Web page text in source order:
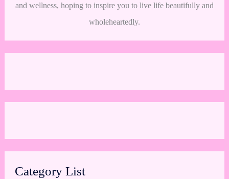
and wellness, hoping to inspire you to live life beautifully and
wholeheartedly.
Category List